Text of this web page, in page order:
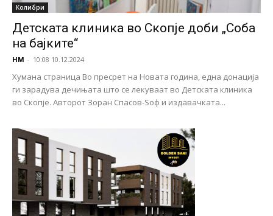
Колибри
Детската клиника во Скопје доби „Соба
на бајките“
НМ - 10:08 10.12.2024
Хумана страница Во пресрет на Новата година, една донација
ги зарадува дечињата што се лекуваат во Детската клиника
во Скопје. Авторот Зоран Спасов-Ѕоф и издавачката...